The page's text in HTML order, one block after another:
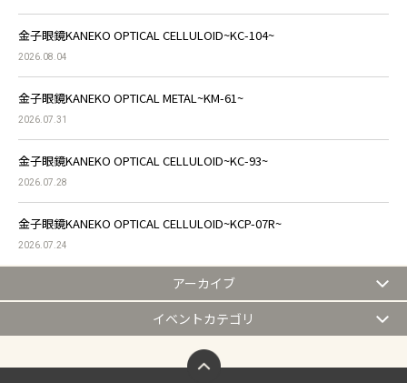
金子眼鏡KANEKO OPTICAL CELLULOID~KC-104~
2026.08.04
金子眼鏡KANEKO OPTICAL METAL~KM-61~
2026.07.31
金子眼鏡KANEKO OPTICAL CELLULOID~KC-93~
2026.07.28
金子眼鏡KANEKO OPTICAL CELLULOID~KCP-07R~
2026.07.24
アーカイブ
イベントカテゴリ